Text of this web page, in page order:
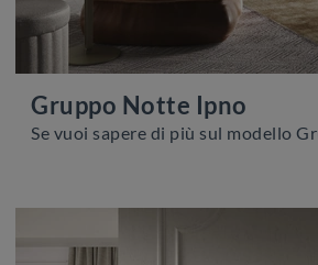
Gruppo Notte Ipno